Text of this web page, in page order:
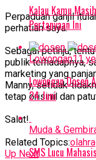
Perpaduan ganjil
perhatian saya.
Sebagai petinju,
publik terhadapnya,
marketing yang
Manny, setidak-
tetap orisinil dan
Salut!
Related Topics:
Up Next
Kalau Kamu
Pertanyaan Ini
Lowongan11
Lowongan Dosen
24 Juni
Muda &
SMS Lucu